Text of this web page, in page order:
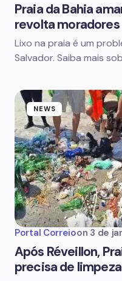
Praia da Bahia
revolta moradores
Lixo na praia é um
Salvador. Saiba mais
NEWS
Portal Correioon 3 de
Após Réveillon,
precisa de